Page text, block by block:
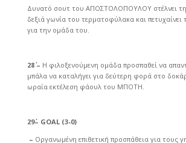
Δυνατό σουτ του ΑΠΟΣΤΟΛΟΠΟΥΛΟΥ στέλνει
δεξιά γωνία του τερματοφύλακα και πετυχαίνει
για την ομάδα του.
28΄ – Η φιλοξενούμενη ομάδα προσπαθεί να
μπάλα να καταλήγει για δεύτερη φορά στο
ωραία εκτέλεση φάουλ του ΜΠΟΤΗ.
29΄– GOAL (3-0)
– Οργανωμένη επιθετική προσπάθεια για τους